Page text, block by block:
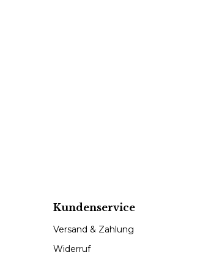
Kundenservice
Versand & Zahlung
Widerruf